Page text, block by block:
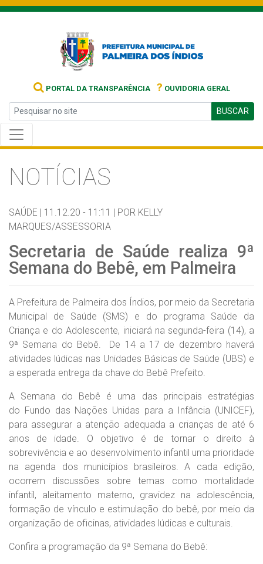
PORTAL DA TRANSPARÊNCIA ? OUVIDORIA GERAL
BUSCAR
NOTÍCIAS
SAÚDE | 11.12.20 - 11:11 | POR KELLY
MARQUES/ASSESSORIA
Secretaria de Saúde realiza 9ª
Semana do Bebê, em Palmeira
A Prefeitura de Palmeira dos Índios, por meio da Secretaria
Municipal de Saúde (SMS) e do programa Saúde da
Criança e do Adolescente, iniciará na segunda-feira (14), a
9ª Semana do Bebê. De 14 a 17 de dezembro haverá
atividades lúdicas nas Unidades Básicas de Saúde (UBS) e
a esperada entrega da chave do Bebê Prefeito.
A Semana do Bebê é uma das principais estratégias
do Fundo das Nações Unidas para a Infância (UNICEF),
para assegurar a atenção adequada a crianças de até 6
anos de idade. O objetivo é de tornar o direito à
sobrevivência e ao desenvolvimento infantil uma prioridade
na agenda dos municípios brasileiros. A cada edição,
ocorrem discussões sobre temas como mortalidade
infantil, aleitamento materno, gravidez na adolescência,
formação de vínculo e estimulação do bebê, por meio da
organização de oficinas, atividades lúdicas e culturais.
Confira a programação da 9ª Semana do Bebê: